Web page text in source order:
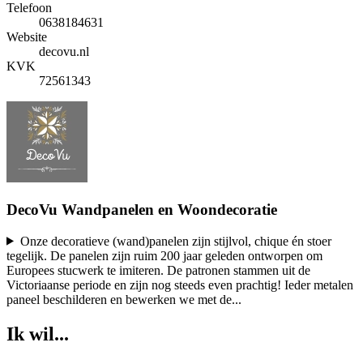
Telefoon
0638184631
Website
decovu.nl
KVK
72561343
DecoVu Wandpanelen en Woondecoratie
Onze decoratieve (wand)panelen zijn stijlvol, chique én stoer
tegelijk. De panelen zijn ruim 200 jaar geleden ontworpen om
Europees stucwerk te imiteren. De patronen stammen uit de
Victoriaanse periode en zijn nog steeds even prachtig! Ieder metalen
paneel beschilderen en bewerken we met de...
Ik wil...